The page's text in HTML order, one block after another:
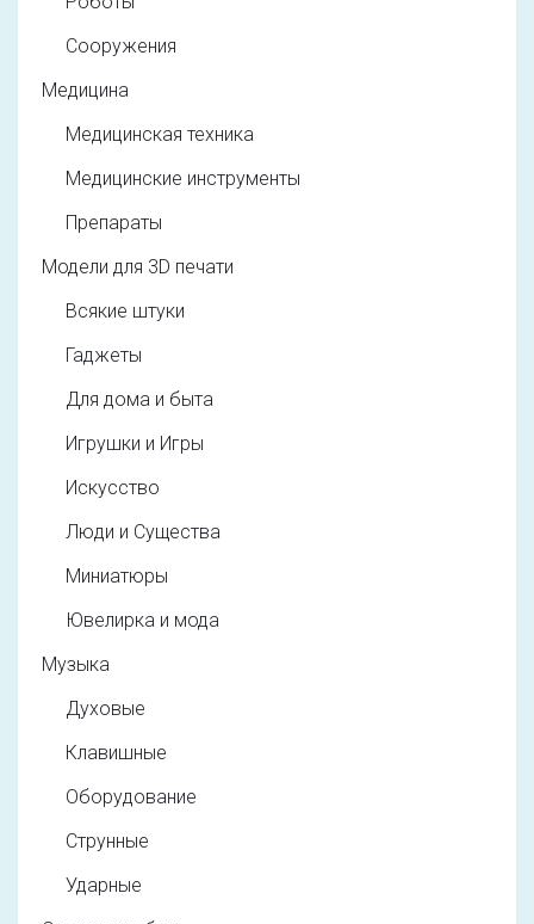
Сооружения
Медицина
Медицинская техника
Медицинские инструменты
Препараты
Модели для 3D печати
Всякие штуки
Гаджеты
Для дома и быта
Игрушки и Игры
Искусство
Люди и Существа
Миниатюры
Ювелирка и мода
Музыка
Духовые
Клавишные
Оборудование
Струнные
Ударные